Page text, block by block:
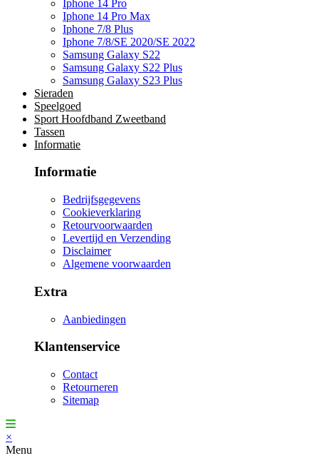
Iphone 14 Pro
Iphone 14 Pro Max
Iphone 7/8 Plus
Iphone 7/8/SE 2020/SE 2022
Samsung Galaxy S22
Samsung Galaxy S22 Plus
Samsung Galaxy S23 Plus
Sieraden
Speelgoed
Sport Hoofdband Zweetband
Tassen
Informatie
Informatie
Bedrijfsgegevens
Cookieverklaring
Retourvoorwaarden
Levertijd en Verzending
Disclaimer
Algemene voorwaarden
Extra
Aanbiedingen
Klantenservice
Contact
Retourneren
Sitemap
×
Menu